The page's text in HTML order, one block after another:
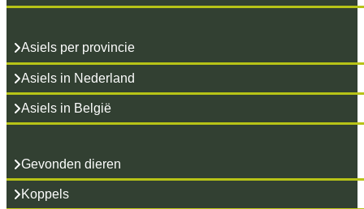
Asiels per provincie
Asiels in Nederland
Asiels in België
Gevonden dieren
Koppels